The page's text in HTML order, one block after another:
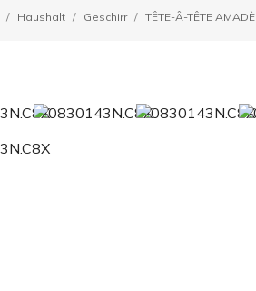
Haushalt Geschirr TÊTE-Â-TÊTE AMADÈ